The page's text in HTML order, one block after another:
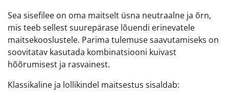
Sea sisefilee on oma maitselt üsna neutraalne ja õrn,
mis teeb sellest suurepärase lõuendi erinevatele
maitsekooslustele. Parima tulemuse saavutamiseks on
soovitatav kasutada kombinatsiooni kuivast
hõõrumisest ja rasvainest.
Klassikaline ja lollikindel maitsestus sisaldab: